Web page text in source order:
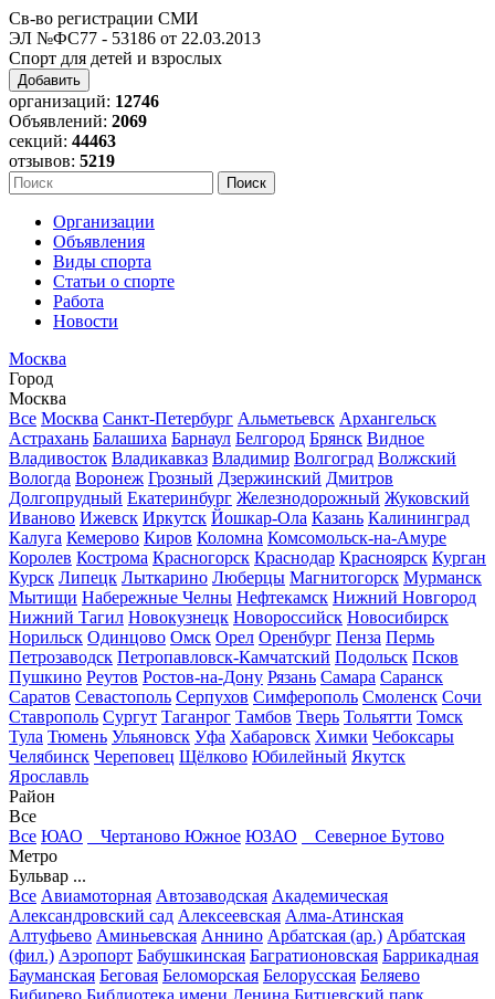
Св-во регистрации СМИ
ЭЛ №ФС77 - 53186 от 22.03.2013
Спорт для детей и взрослых
Добавить
организаций: 12746
Объявлений: 2069
секций: 44463
отзывов: 5219
Организации
Объявления
Виды спорта
Статьи о спорте
Работа
Новости
Москва
Город
Москва
Все Москва Санкт-Петербург Альметьевск Архангельск
Астрахань Балашиха Барнаул Белгород Брянск Видное
Владивосток Владикавказ Владимир Волгоград Волжский
Вологда Воронеж Грозный Дзержинский Дмитров
Долгопрудный Екатеринбург Железнодорожный Жуковский
Иваново Ижевск Иркутск Йошкар-Ола Казань Калининград
Калуга Кемерово Киров Коломна Комсомольск-на-Амуре
Королев Кострома Красногорск Краснодар Красноярск Курган
Курск Липецк Лыткарино Люберцы Магнитогорск Мурманск
Мытищи Набережные Челны Нефтекамск Нижний Новгород
Нижний Тагил Новокузнецк Новороссийск Новосибирск
Норильск Одинцово Омск Орел Оренбург Пенза Пермь
Петрозаводск Петропавловск-Камчатский Подольск Псков
Пушкино Реутов Ростов-на-Дону Рязань Самара Саранск
Саратов Севастополь Серпухов Симферополь Смоленск Сочи
Ставрополь Сургут Таганрог Тамбов Тверь Тольятти Томск
Тула Тюмень Ульяновск Уфа Хабаровск Химки Чебоксары
Челябинск Череповец Щёлково Юбилейный Якутск
Ярославль
Район
Все
Все ЮАО Чертаново Южное ЮЗАО
Северное Бутово
Метро
Бульвар ...
Все Авиамоторная Автозаводская Академическая
Александровский сад Алексеевская Алма-Атинская
Алтуфьево Аминьевская Аннино Арбатская (ар.) Арбатская
(фил.) Аэропорт Бабушкинская Багратионовская Баррикадная
Бауманская Беговая Беломорская Белорусская Беляево
Бибирево Библиотека имени Ленина Битцевский парк